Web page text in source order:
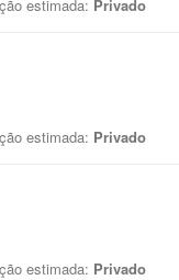
estimada: Privado
estimada: Privado
estimada: Privado